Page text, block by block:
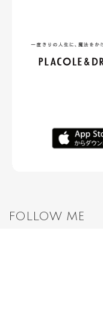
FOLLOW ME